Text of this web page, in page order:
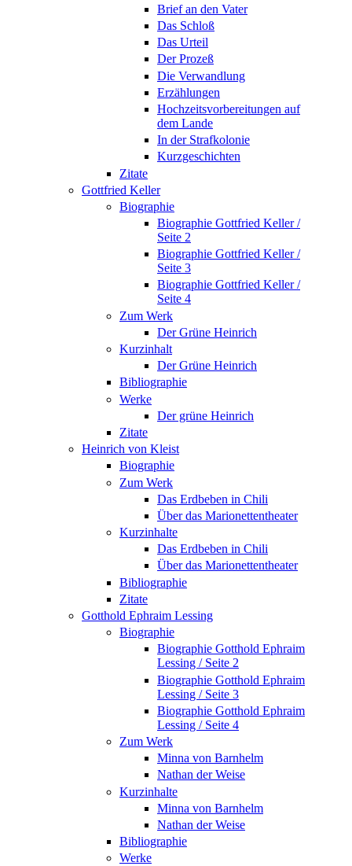
Brief an den Vater
Das Schloß
Das Urteil
Der Prozeß
Die Verwandlung
Erzählungen
Hochzeitsvorbereitungen auf
dem Lande
In der Strafkolonie
Kurzgeschichten
Zitate
Gottfried Keller
Biographie
Biographie Gottfried Keller /
Seite 2
Biographie Gottfried Keller /
Seite 3
Biographie Gottfried Keller /
Seite 4
Zum Werk
Der Grüne Heinrich
Kurzinhalt
Der Grüne Heinrich
Bibliographie
Werke
Der grüne Heinrich
Zitate
Heinrich von Kleist
Biographie
Zum Werk
Das Erdbeben in Chili
Über das Marionettentheater
Kurzinhalte
Das Erdbeben in Chili
Über das Marionettentheater
Bibliographie
Zitate
Gotthold Ephraim Lessing
Biographie
Biographie Gotthold Ephraim
Lessing / Seite 2
Biographie Gotthold Ephraim
Lessing / Seite 3
Biographie Gotthold Ephraim
Lessing / Seite 4
Zum Werk
Minna von Barnhelm
Nathan der Weise
Kurzinhalte
Minna von Barnhelm
Nathan der Weise
Bibliographie
Werke